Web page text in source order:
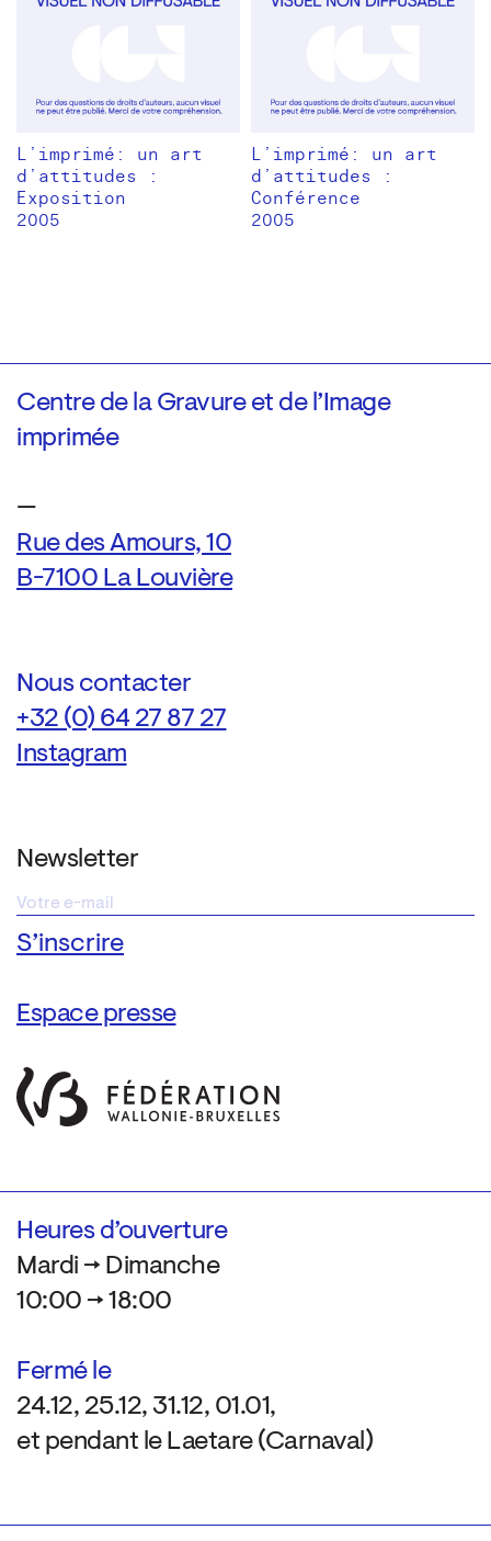
L’imprimé: un art
d’attitudes :
Exposition
2005
L’imprimé: un art
d’attitudes :
Conférence
2005
Centre de la Gravure et de l’Image
imprimée
—
Rue des Amours, 10
B-7100 La Louvière
Nous contacter
+32 (0) 64 27 87 27
Instagram
Newsletter
Espace presse
Heures d’ouverture
Mardi → Dimanche
10:00 → 18:00
Fermé le
24.12, 25.12, 31.12, 01.01,
et pendant le Laetare (Carnaval)